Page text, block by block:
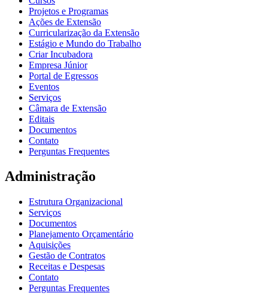
Projetos e Programas
Ações de Extensão
Curricularização da Extensão
Estágio e Mundo do Trabalho
Criar Incubadora
Empresa Júnior
Portal de Egressos
Eventos
Serviços
Câmara de Extensão
Editais
Documentos
Contato
Perguntas Frequentes
Administração
Estrutura Organizacional
Serviços
Documentos
Planejamento Orçamentário
Aquisições
Gestão de Contratos
Receitas e Despesas
Contato
Perguntas Frequentes